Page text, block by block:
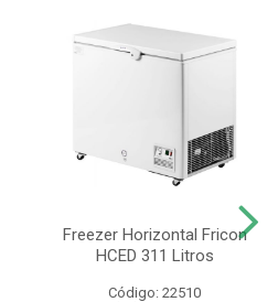
Freezer Horizontal Fricon
HCED 311 Litros
Código: 22510